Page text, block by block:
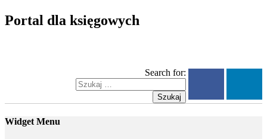
Portal dla księgowych
Search for:
Szukaj
Widget Menu